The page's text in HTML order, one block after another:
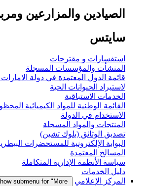
الصيادين والمزارعين
سايتس
استفسارات و مقترحات
المنشأت والمؤسسات المسجلة
قائمة الدول المعتمدة في دولة الامارات
لاستيراد الحيوانات الحية
الخدمات الاستباقية
القائمة الوطنية للمواد الكيميائية
الاستخدام في الدولة
المنتجات والمواد المسجلة
تصديق الوثائق (بلوك تشين)
البوابة الإلكترونية للمستحضرات
المسالخ المعتمدة
سياسة الأنظمة الإدارية المتكاملة
دليل الخدمات
المركز الإعلامي
submenu for "More"